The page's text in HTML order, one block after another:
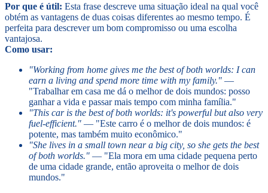
Por que é útil: Esta frase descreve uma situação ideal na qual você
obtém as vantagens de duas coisas diferentes ao mesmo tempo. É
perfeita para descrever um bom compromisso ou uma escolha
vantajosa.
Como usar:
"Working from home gives me the best of both worlds: I can
earn a living and spend more time with my family." —
"Trabalhar em casa me dá o melhor de dois mundos: posso
ganhar a vida e passar mais tempo com minha família."
"This car is the best of both worlds: it's powerful but also very
fuel-efficient." — "Este carro é o melhor de dois mundos: é
potente, mas também muito econômico."
"She lives in a small town near a big city, so she gets the best
of both worlds." — "Ela mora em uma cidade pequena perto
de uma cidade grande, então aproveita o melhor de dois
mundos."